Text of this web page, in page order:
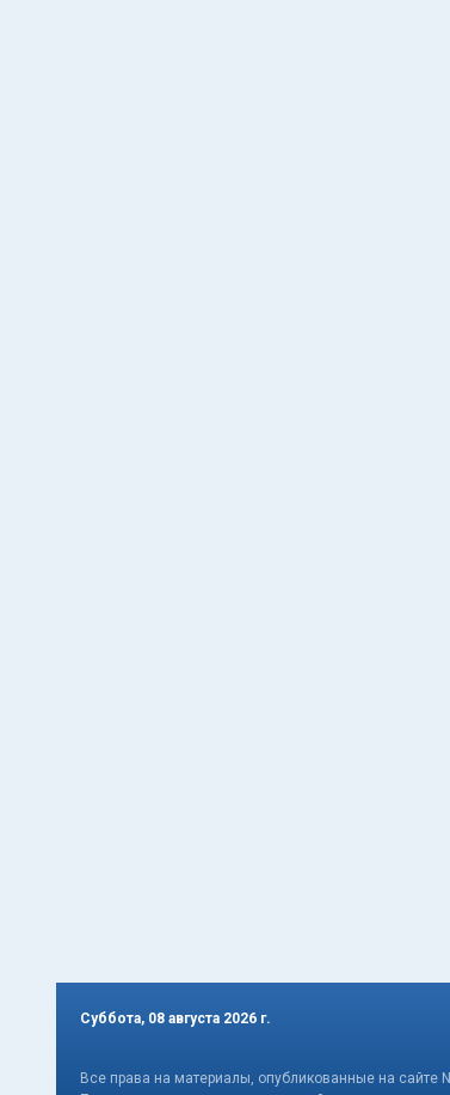
Суббота, 08 августа 2026 г.
Все права на материалы, опубликованные на сайте